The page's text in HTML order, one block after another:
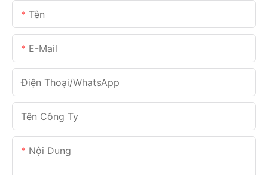
Tên
E-Mail
Điện Thoại/WhatsApp
Tên Công Ty
Nội Dung